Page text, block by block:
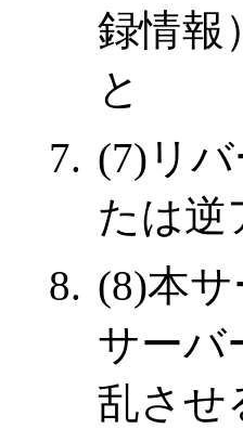
録情報
と
(7)リ
たは逆
(8)本
サーバ
乱させ